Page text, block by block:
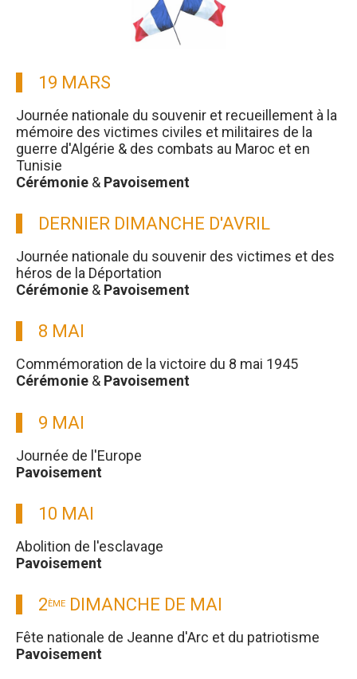
19 MARS
Journée nationale du souvenir et recueillement à la
mémoire des victimes civiles et militaires de la
guerre d'Algérie & des combats au Maroc et en
Tunisie
Cérémonie & Pavoisement
DERNIER DIMANCHE D'AVRIL
Journée nationale du souvenir des victimes et des
héros de la Déportation
Cérémonie & Pavoisement
8 MAI
Commémoration de la victoire du 8 mai 1945
Cérémonie & Pavoisement
9 MAI
Journée de l'Europe
Pavoisement
10 MAI
Abolition de l'esclavage
Pavoisement
2ÈME DIMANCHE DE MAI
Fête nationale de Jeanne d'Arc et du patriotisme
Pavoisement